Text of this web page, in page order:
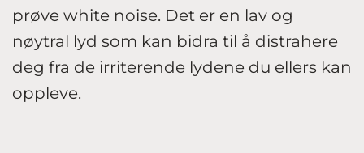
prøve white noise. Det er en lav og
nøytral lyd som kan bidra til å distrahere
deg fra de irriterende lydene du ellers kan
oppleve.